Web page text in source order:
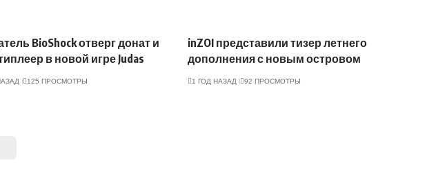
BioShock отверг донат и
в новой игре Judas
125 ПРОСМОТРЫ
inZOI представили тизер летнего
дополнения с новым островом
1 ГОД НАЗАД 92 ПРОСМОТРЫ